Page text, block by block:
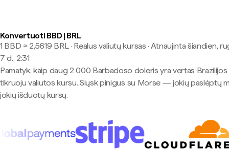
Konvertuoti BBD į BRL
1 BBD ≈ 2,5619 BRL · Realus valiutų kursas · Atnaujinta šiandien,
7 d., 2:31
Pamatyk, kaip daug 2 000 Barbadoso doleris yra vertas Brazilijos
tikruoju valiutos kursu. Siųsk pinigus su Morse — jokių paslėptų
jokių išduotų kursų.